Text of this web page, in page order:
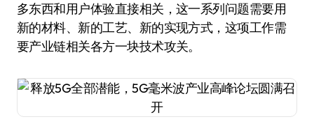
多东西和用户体验直接相关，这一系列问题需要用
新的材料、新的工艺、新的实现方式，这项工作需
要产业链相关各方一块技术攻关。